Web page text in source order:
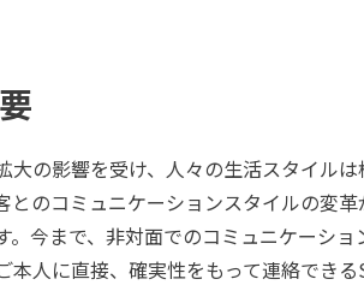
大の影響を受け、人々の生活スタイル
とのコミュニケーションスタイルの変
。今まで、非対面でのコミュニケーシ
本人に直接、確実性をもって連絡でき